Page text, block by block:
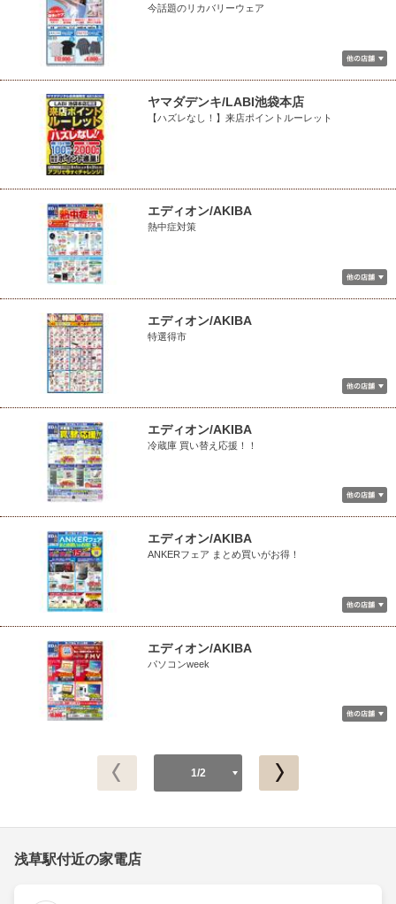
今話題のリカバリーウェア
ヤマダデンキ/LABI池袋本店
【ハズレなし！】来店ポイントルーレット
エディオン/AKIBA
熱中症対策
エディオン/AKIBA
特選得市
エディオン/AKIBA
冷蔵庫 買い替え応援！！
エディオン/AKIBA
ANKERフェア まとめ買いがお得！
エディオン/AKIBA
パソコンweek
1/2
浅草駅付近の家電店